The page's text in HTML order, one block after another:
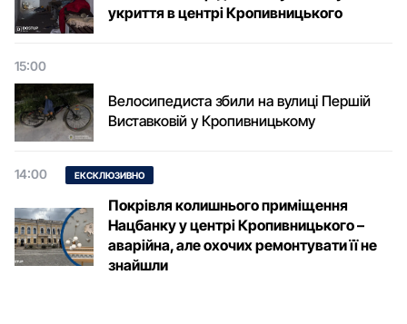
укриття в центрі Кропивницького
15:00
Велосипедиста збили на вулиці Першій
Виставковій у Кропивницькому
14:00 ЕКСКЛЮЗИВНО
Покрівля колишнього приміщення
Нацбанку у центрі Кропивницького –
аварійна, але охочих ремонтувати її не
знайшли